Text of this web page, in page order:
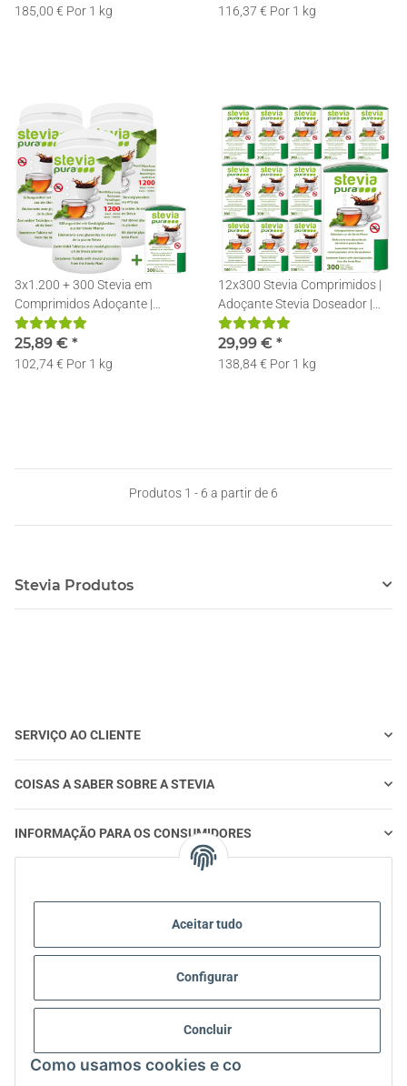
Aceitar tudo
Configurar
Concluir
Como usamos cookies e co
185,00 € Por 1 kg 116,37 € Por 1 kg
3x1.200 + 300 Stevia em
Comprimidos Adoçante |
Recarga | Pastilhas de Stevia +
Doseador
25,89 € *
102,74 € Por 1 kg
12x300 Stevia Comprimidos |
Adoçante Stevia Doseador |
Recarregável | Pastilhas de
Stevia
29,99 € *
138,84 € Por 1 kg
Produtos 1 - 6 a partir de 6
Stevia Produtos
SERVIÇO AO CLIENTE
COISAS A SABER SOBRE A STEVIA
INFORMAÇÃO PARA OS CONSUMIDORES
STEVIA | PERGUNTAS E RESPOSTAS
STEVIA INFORMAÇÃO SOBRE PRODUTOS